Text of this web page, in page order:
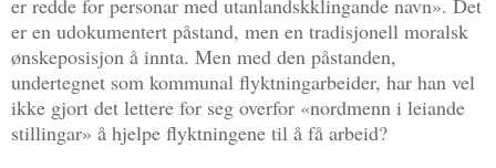
er en udokumentert påstand, men en tradisjonell moralsk
ønskeposisjon å innta. Men med den påstanden,
undertegnet som kommunal flyktningarbeider, har han vel
ikke gjort det lettere for seg overfor «nordmenn i leiande
stillingar» å hjelpe flyktningene til å få arbeid?